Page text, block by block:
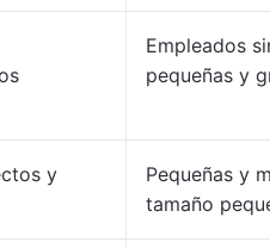
Empleados
pequeñas y
y
Pequeñas y
tamaño